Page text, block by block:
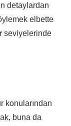
detaylardan
elbette
seviyelerinde
konularından
buna da